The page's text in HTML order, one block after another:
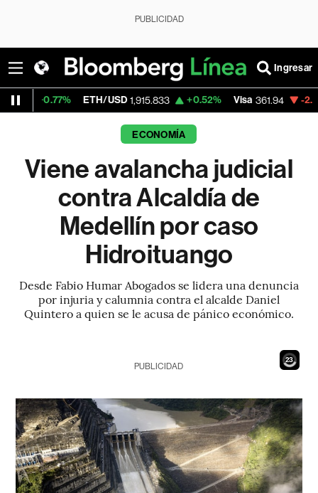
PUBLICIDAD
Ingresar
ETH/USD 1,915.833 +0.52% Visa 361.94 -2.30%
ECONOMÍA
Viene avalancha judicial
contra Alcaldía de
Medellín por caso
Hidroituango
Desde Fabio Humar Abogados se lidera una denuncia
por injuria y calumnia contra el alcalde Daniel
Quintero a quien se le acusa de pánico económico.
21
PUBLICIDAD